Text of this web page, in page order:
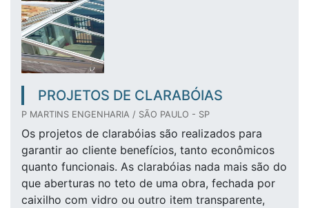
PROJETOS DE CLARABÓIAS
P MARTINS ENGENHARIA / SÃO PAULO - SP
Os projetos de clarabóias são realizados para
garantir ao cliente benefícios, tanto econômicos
quanto funcionais. As clarabóias nada mais são do
que aberturas no teto de uma obra, fechada por
caixilho com vidro ou outro item transparente,